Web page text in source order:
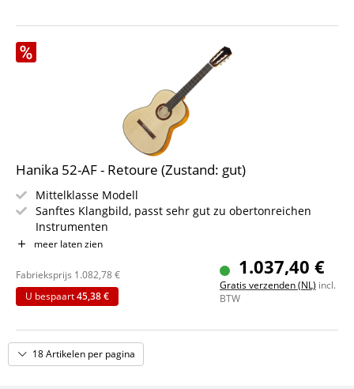
Hanika 52-AF - Retoure (Zustand: gut)
Mittelklasse Modell
Sanftes Klangbild, passt sehr gut zu obertonreichen
Instrumenten
Decke: massive Fichte
Hals: Cedro, mit Ebenholz versperrt
Griffbrett: Ebenholz
Farbe: Natur, matt/hochglanz
meer laten zien
1.037,40 €
Gratis verzenden (NL) incl.
BTW
Fabrieksprijs 1.082,78€
U bespaart45,38 €
18 Artikelen per pagina